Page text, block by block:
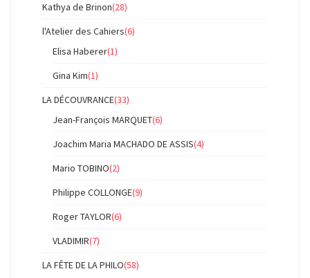
Kathya de Brinon(28)
l'Atelier des Cahiers(6)
Elisa Haberer(1)
Gina Kim(1)
LA DÉCOUVRANCE(33)
Jean-François MARQUET(6)
Joachim Maria MACHADO DE ASSIS(4)
Mario TOBINO(2)
Philippe COLLONGE(9)
Roger TAYLOR(6)
VLADIMIR(7)
LA FÊTE DE LA PHILO(58)